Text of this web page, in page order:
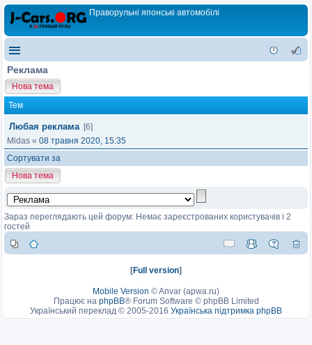
Праворульні японські автомобілі
Реклама
Нова тема
Тем
Любая реклама [6]
Midas « 08 травня 2020, 15:35
Сортувати за
Нова тема
Зараз переглядають цей форум: Немає зареєстрованих користувачів і 2
гостей
[Full version]
Mobile Version ©Anvar (apwa.ru)
Працює на phpBB® Forum Software © phpBB Limited
Український переклад © 2005-2016 Українська підтримка phpBB